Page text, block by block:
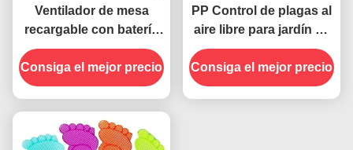
Ventilador de mesa
recargable con batería
ABS sostenible para
exteriores Repelente de
mosquitos para
moscas
Consiga el mejor precio
PP Control de plagas al
aire libre para jardín de
frutas trampa para
moscas atrapadora de
insectos colgar fácil jar
Consiga el mejor precio